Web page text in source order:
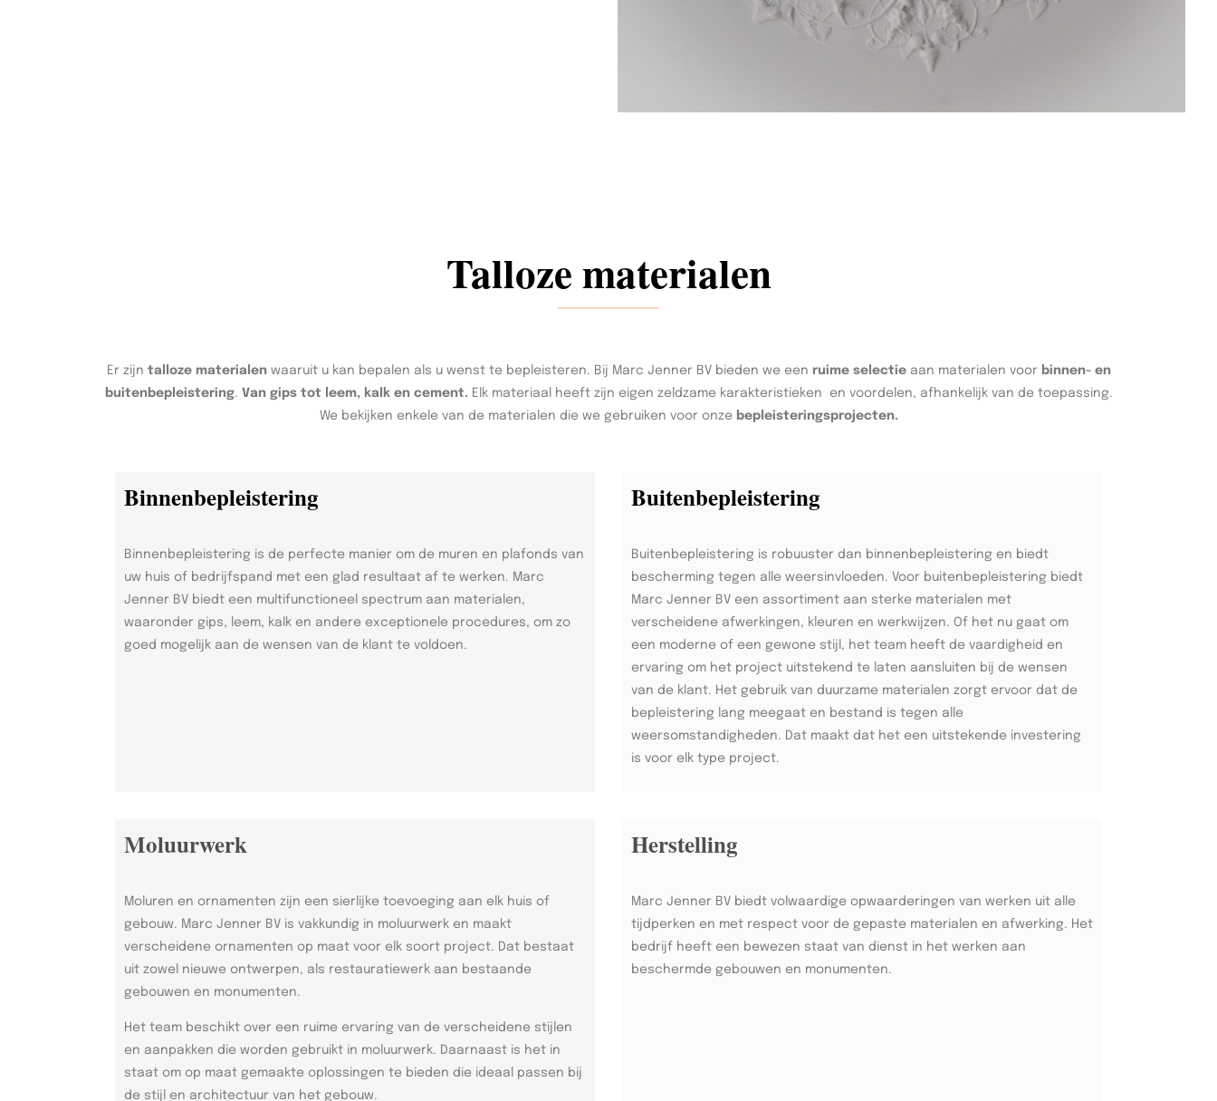
Talloze materialen
Er zijn talloze materialenwaaruit u kan bepalen als u wenst te bepleisteren. Bij Marc Jenner BV bieden we een ruime selectieaan materialen voor binnen- en
buitenbepleistering. Van gips tot leem, kalk en cement. Elk materiaal heeft zijn eigen zeldzame karakteristieken en voordelen, afhankelijk van de toepassing.
We bekijken enkele van de materialen die we gebruiken voor onze bepleisteringsprojecten.
Binnenbepleistering
Binnenbepleistering is de perfecte manier om de muren en plafonds van
uw huis of bedrijfspand met een glad resultaat af te werken. Marc
Jenner BV biedt een multifunctioneel spectrum aan materialen,
waaronder gips, leem, kalk en andere exceptionele procedures, om zo
goed mogelijk aan de wensen van de klant te voldoen.
Buitenbepleistering
Buitenbepleistering is robuuster dan binnenbepleistering en biedt
bescherming tegen alle weersinvloeden. Voor buitenbepleistering biedt
Marc Jenner BV een assortiment aan sterke materialen met
verscheidene afwerkingen, kleuren en werkwijzen. Of het nu gaat om
een moderne of een gewone stijl, het team heeft de vaardigheid en
ervaring om het project uitstekend te laten aansluiten bij de wensen
van de klant. Het gebruik van duurzame materialen zorgt ervoor dat de
bepleistering lang meegaat en bestand is tegen alle
weersomstandigheden. Dat maakt dat het een uitstekende investering
is voor elk type project.
Moluurwerk
Moluren en ornamenten zijn een sierlijke toevoeging aan elk huis of
gebouw. Marc Jenner BV is vakkundig in moluurwerk en maakt
verscheidene ornamenten op maat voor elk soort project. Dat bestaat
uit zowel nieuwe ontwerpen, als restauratiewerk aan bestaande
gebouwen en monumenten.
Het team beschikt over een ruime ervaring van de verscheidene stijlen
en aanpakken die worden gebruikt in moluurwerk. Daarnaast is het in
staat om op maat gemaakte oplossingen te bieden die ideaal passen bij
de stijl en architectuur van het gebouw.
Herstelling
Marc Jenner BV biedt volwaardige opwaarderingen van werken uit alle
tijdperken en met respect voor de gepaste materialen en afwerking. Het
bedrijf heeft een bewezen staat van dienst in het werken aan
beschermde gebouwen en monumenten.